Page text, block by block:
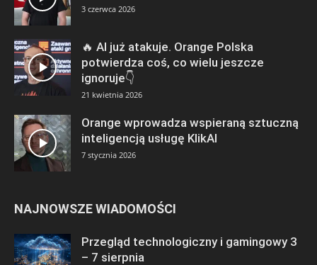
3 czerwca 2026
🔥 AI już atakuje. Orange Polska
potwierdza coś, co wielu jeszcze
ignoruje👇
21 kwietnia 2026
Orange wprowadza wspieraną sztuczną
inteligencją usługę KlikAI
7 stycznia 2026
NAJNOWSZE WIADOMOŚCI
Przegląd technologiczny i gamingowy 3
– 7 sierpnia